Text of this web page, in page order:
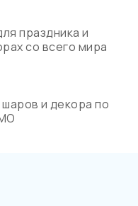
праздника и
со всего мира
и декора по